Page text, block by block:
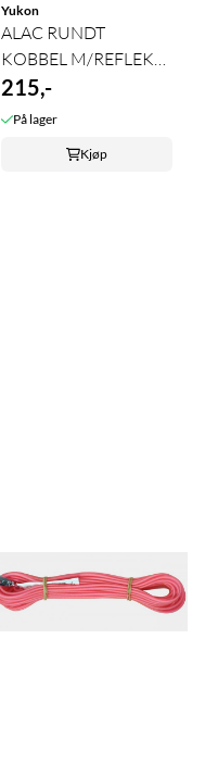
Yukon
ALAC RUNDT
KOBBEL M/REFLEKS
ø6mm/190cm
215,-
På lager
Kjøp